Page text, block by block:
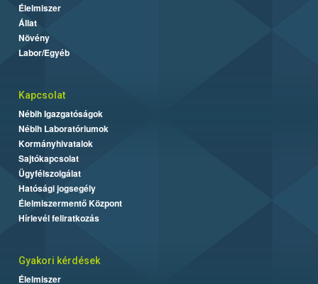
Élelmiszer
Állat
Növény
Labor/Egyéb
Kapcsolat
Nébih Igazgatóságok
Nébih Laboratóriumok
Kormányhivatalok
Sajtókapcsolat
Ügyfélszolgálat
Hatósági jogsegély
Élelmiszermentő Központ
Hírlevél feliratkozás
Gyakori kérdések
Élelmiszer